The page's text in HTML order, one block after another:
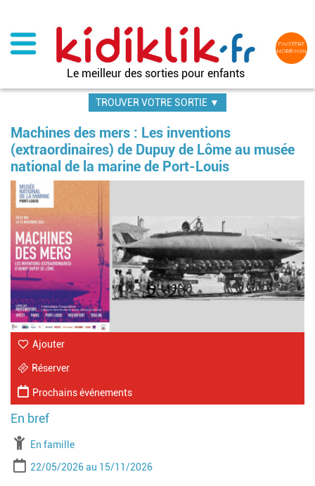
contenu
principal
Le meilleur des sorties pour enfants
TROUVER VOTRE SORTIE ▼
Machines des mers : Les inventions
(extraordinaires) de Dupuy de Lôme au musée
national de la marine de Port-Louis
Ajouter
Réserver
Prochains événements
À partir de
En famille
Période
Date de début
22/05/2026 Date de fin
15/11/2026